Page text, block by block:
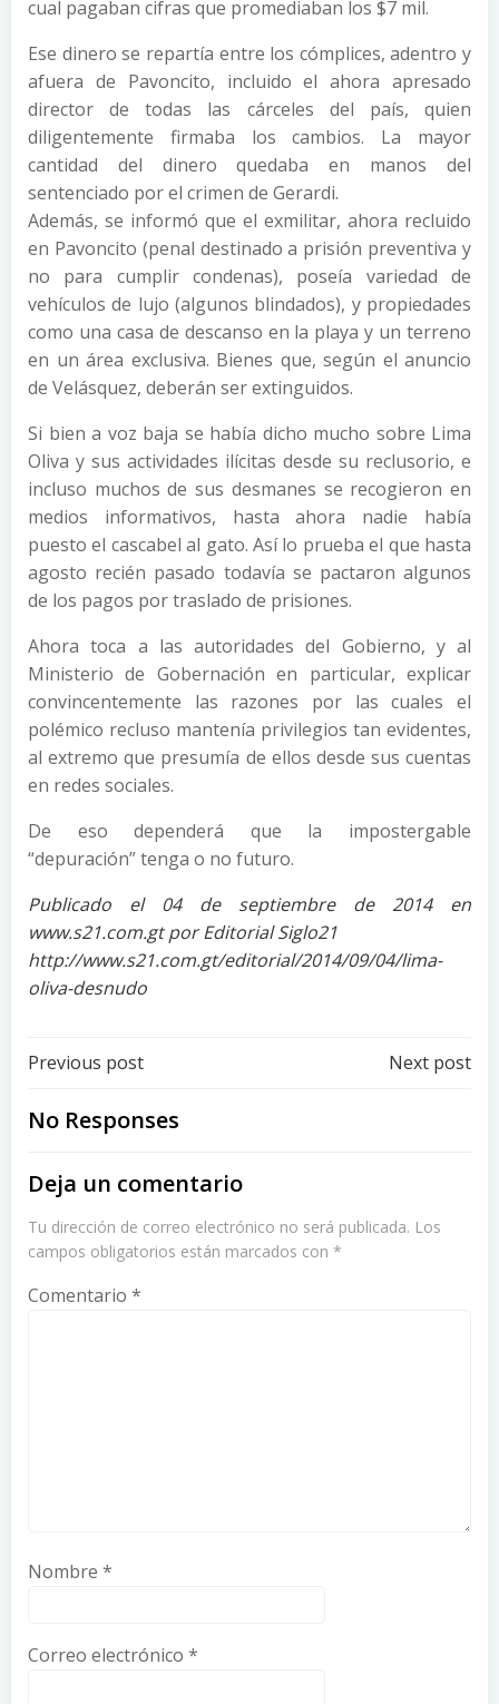
cual pagaban cifras que promediaban los $7 mil.
Ese dinero se repartía entre los cómplices, adentro y
afuera de Pavoncito, incluido el ahora apresado
director de todas las cárceles del país, quien
diligentemente firmaba los cambios. La mayor
cantidad del dinero quedaba en manos del
sentenciado por el crimen de Gerardi.
Además, se informó que el exmilitar, ahora recluido
en Pavoncito (penal destinado a prisión preventiva y
no para cumplir condenas), poseía variedad de
vehículos de lujo (algunos blindados), y propiedades
como una casa de descanso en la playa y un terreno
en un área exclusiva. Bienes que, según el anuncio
de Velásquez, deberán ser extinguidos.
Si bien a voz baja se había dicho mucho sobre Lima
Oliva y sus actividades ilícitas desde su reclusorio, e
incluso muchos de sus desmanes se recogieron en
medios informativos, hasta ahora nadie había
puesto el cascabel al gato. Así lo prueba el que hasta
agosto recién pasado todavía se pactaron algunos
de los pagos por traslado de prisiones.
Ahora toca a las autoridades del Gobierno, y al
Ministerio de Gobernación en particular, explicar
convincentemente las razones por las cuales el
polémico recluso mantenía privilegios tan evidentes,
al extremo que presumía de ellos desde sus cuentas
en redes sociales.
De eso dependerá que la impostergable
“depuración” tenga o no futuro.
Publicado el 04 de septiembre de 2014 en
www.s21.com.gt por Editorial Siglo21
http://www.s21.com.gt/editorial/2014/09/04/lima-
oliva-desnudo
Post
navigation
Previous post Next post
No Responses
Deja un comentario
Tu dirección de correo electrónico no será publicada. Los
campos obligatorios están marcados con *
Comentario *
Nombre *
Correo electrónico *